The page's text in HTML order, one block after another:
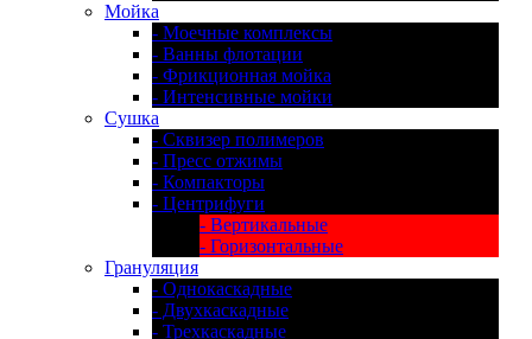
Мойка
- Моечные комплексы
- Ванны флотации
- Фрикционная мойка
- Интенсивные мойки
Сушка
- Сквизер полимеров
- Пресс отжимы
- Компакторы
- Центрифуги
- Вертикальные
- Горизонтальные
Грануляция
- Однокаскадные
- Двухкаскадные
- Трехкаскадные